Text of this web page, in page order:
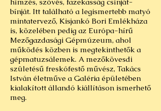
bínját. Itt található a legismertebb matyó
mintatervező, Kisjankó Bori Emlékháza
is, közelében pedig az Európa-hírű
Mezőgazdasági Gépmúzeum, ahol
működés közben is megtekinthetők a
gépmatuzsálemek. A mezőkövesdi
születésű freskófestő művész, Takács
István életműve a Galéria épületében
kialakított állandó kiállításon ismerhető
meg.